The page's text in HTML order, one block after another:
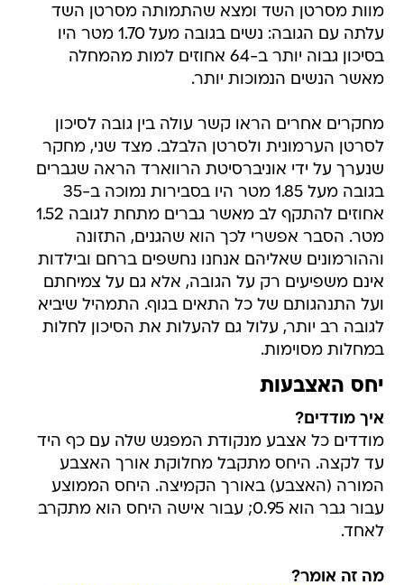
מוות מסרטן השד ומצא שהתמותה מסרטן השד
עלתה עם הגובה: נשים בגובה מעל 1.70 מטר היו
בסיכון גבוה יותר ב-64 אחוזים למות מהמחלה
מאשר הנשים הנמוכות יותר.
מחקרים אחרים הראו קשר עולה בין גובה לסיכון
לסרטן הערמונית ולסרטן הלבלב. מצד שני, מחקר
שנערך על ידי אוניברסיטת הרווארד הראה שגברים
בגובה מעל 1.85 מטר היו בסבירות נמוכה ב-35
אחוזים להתקף לב מאשר גברים מתחת לגובה 1.52
מטר. הסבר אפשרי לכך הוא שהגנים, התזונה
וההורמונים שאליהם אנחנו נחשפים ברחם ובילדות
אינם משפיעים רק על הגובה, אלא גם על צמיחתם
ועל התנהגותם של כל התאים בגוף. התמהיל שיביא
לגובה רב יותר, עלול גם להעלות את הסיכון לחלות
במחלות מסוימות.
יחס האצבעות
איך מודדים?
מודדים כל אצבע מנקודת המפגש שלה עם כף היד
עד לקצה. היחס מתקבל מחלוקת אורך האצבע
המורה (האצבע) באורך הקמיצה. היחס הממוצע
עבור גבר הוא 0.95; עבור אישה היחס הוא מתקרב
לאחד.
מה זה אומר?